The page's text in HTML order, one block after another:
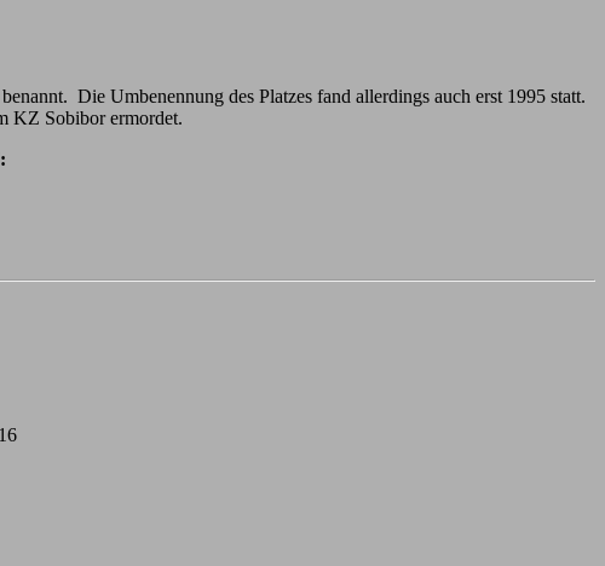
Die Umbenennung des Platzes fand allerdings auch erst 1995 statt.
KZ Sobibor ermordet.